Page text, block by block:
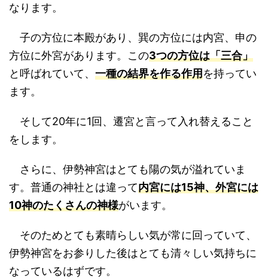
なります。
子の方位に本殿があり、巽の方位には内宮、申の
方位に外宮があります。この3つの方位は「三合」
と呼ばれていて、 一種の結界を作る作用を持ってい
ます。
そして20年に1回、遷宮と言って入れ替えること
をします。
さらに、伊勢神宮はとても陽の気が溢れていま
す。普通の神社とは違って内宮には15神、外宮には
10神のたくさんの神様がいます。
そのためとても素晴らしい気が常に回っていて、
伊勢神宮をお参りした後はとても清々しい気持ちに
なっているはずです。